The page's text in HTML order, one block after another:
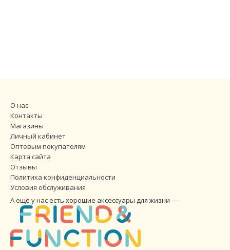
О нас
Контакты
Магазины
Личный кабинет
Оптовым покупателям
Карта сайта
Отзывы
Политика конфиденциальности
Условия обслуживания
А ещё у нас есть хорошие аксессуары для жизни —